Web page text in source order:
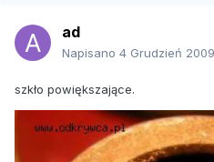
ad
Napisano 4 Grudzień 2009
szkło powiększające.